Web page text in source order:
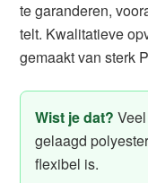
te garanderen,
telt. Kwalitatieve
gemaakt van sterk
Wist je dat?
gelaagd
flexibel is.